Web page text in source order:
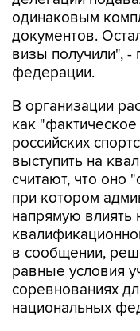
одинаковым
документов.
визы получили", -
федерации.
В организации
как
российских
выступить на
считают, что оно
при котором
напрямую влиять
в сообщении,
равные условия
соревнованиях
национальных